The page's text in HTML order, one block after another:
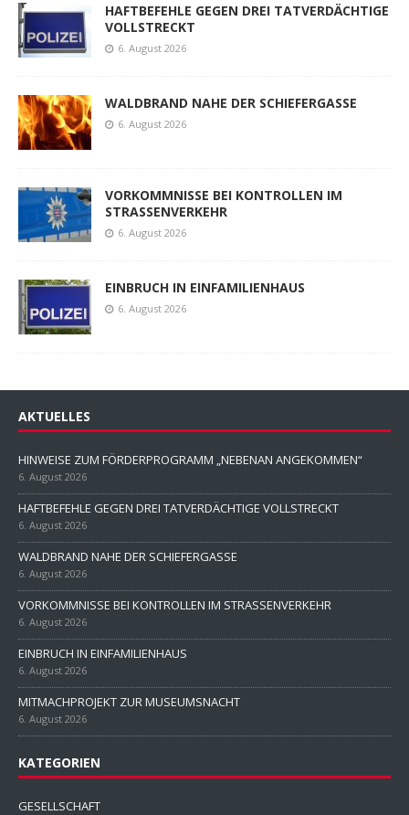
HAFTBEFEHLE GEGEN DREI TATVERDÄCHTIGE
VOLLSTRECKT
6. August 2026
WALDBRAND NAHE DER SCHIEFERGASSE
6. August 2026
VORKOMMNISSE BEI KONTROLLEN IM
STRASSENVERKEHR
6. August 2026
EINBRUCH IN EINFAMILIENHAUS
6. August 2026
AKTUELLES
HINWEISE ZUM FÖRDERPROGRAMM „NEBENAN ANGEKOMMEN“
6. August 2026
HAFTBEFEHLE GEGEN DREI TATVERDÄCHTIGE VOLLSTRECKT
6. August 2026
WALDBRAND NAHE DER SCHIEFERGASSE
6. August 2026
VORKOMMNISSE BEI KONTROLLEN IM STRASSENVERKEHR
6. August 2026
EINBRUCH IN EINFAMILIENHAUS
6. August 2026
MITMACHPROJEKT ZUR MUSEUMSNACHT
6. August 2026
KATEGORIEN
GESELLSCHAFT